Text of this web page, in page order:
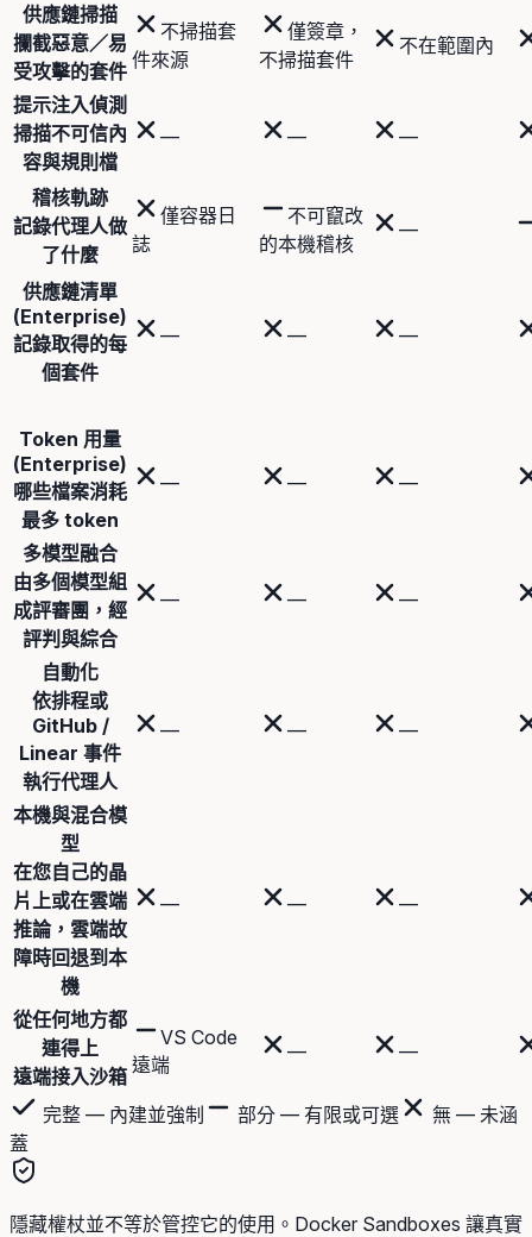
供應鏈掃描
攔截惡意／易
受攻擊的套件
不掃描套
件來源
僅簽章，
不掃描套件
不在範圍內
提示注入偵測
掃描不可信內
容與規則檔
— — —
稽核軌跡
記錄代理人做
了什麼
僅容器日
誌
不可竄改
的本機稽核
—
供應鏈清單
(Enterprise)
記錄取得的每
個套件
— — —
Token 用量
(Enterprise)
哪些檔案消耗
最多 token
— — —
多模型融合
由多個模型組
成評審團，經
評判與綜合
— — —
自動化
依排程或
GitHub /
Linear 事件
執行代理人
— — —
本機與混合模
型
在您自己的晶
片上或在雲端
推論，雲端故
障時回退到本
機
— — —
從任何地方都
連得上
遠端接入沙箱
VS Code
遠端
— —
完整 — 內建並強制 部分 — 有限或可選
無 — 未涵
蓋
隱藏權杖並不等於管控它的使用。Docker Sandboxes 讓真實